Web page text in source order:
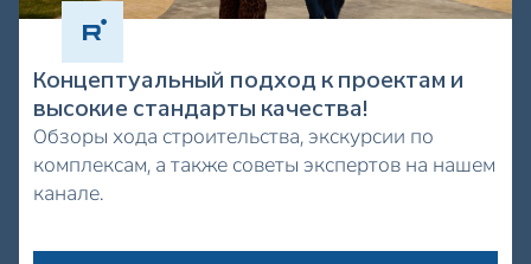
Концептуальный подход к проектам и
высокие стандарты качества!
Обзоры хода строительства, экскурсии по
комплексам, а также советы экспертов на нашем
канале.